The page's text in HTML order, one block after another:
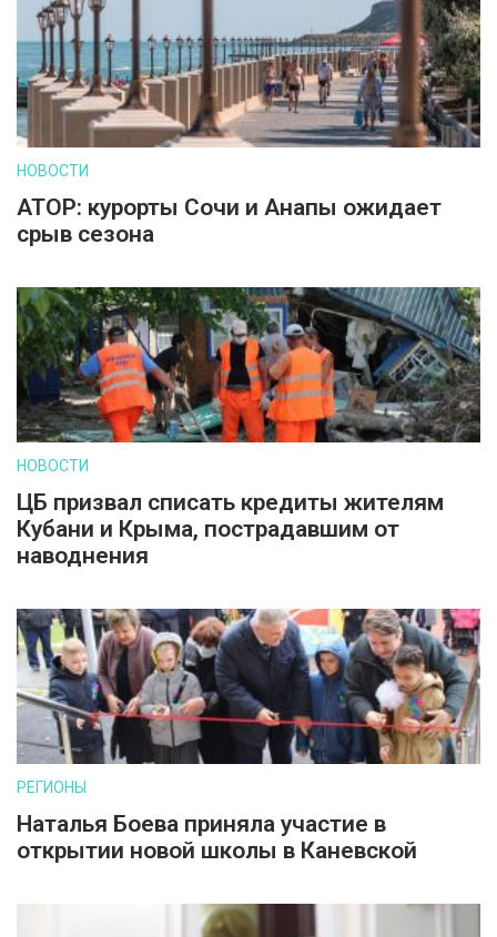
НОВОСТИ
АТОР: курорты Сочи и Анапы ожидает
срыв сезона
НОВОСТИ
ЦБ призвал списать кредиты жителям
Кубани и Крыма, пострадавшим от
наводнения
РЕГИОНЫ
Наталья Боева приняла участие в
открытии новой школы в Каневской